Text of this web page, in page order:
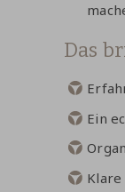
Das
Ein